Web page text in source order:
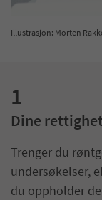
Illustrasjon: Morten
1
Dine
Trenger du
undersøkelser,
du oppholder